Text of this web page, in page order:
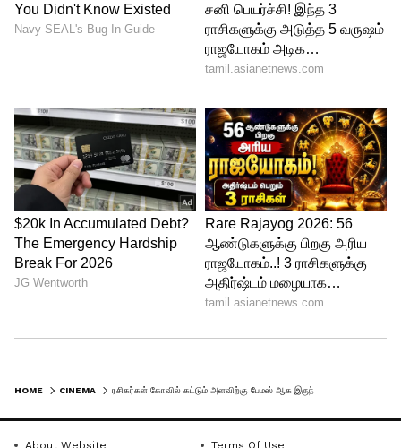
குறுகிய காலத்தில் பெப்சி உமா,
மிகப்பெரிய அளவில் வளர்ச்சி
இருந்த முன்னணி இயக்குனர்கள் பலரும்
அவரை சினிமாவில் நடிக்க வைக்க
முயற்சித்தனர். குறிப்பாக சொல்ல
வேண்டும் என்றால் நடிகர் ரஜினிகாந்த்
தன்னுடைய முத்து படத்தில் ஹீரோயினாக
நடிக்க முதலில் பெப்சி உமாவை தான்
அணுகினாராம். ஆனால் அவர் முடியவே
முடியாது என மறுத்த பின்னர் தான்
அப்படத்தில் மீனாவை நடிக்க
HOME CINEMA
About Website Terms Of Use